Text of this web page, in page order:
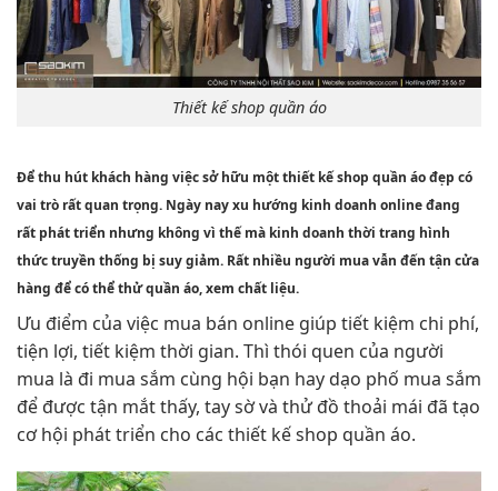
Thiết kế shop quần áo
Để thu hút khách hàng việc sở hữu một thiết kế shop quần áo đẹp có
vai trò rất quan trọng. Ngày nay xu hướng kinh doanh online đang
rất phát triển nhưng không vì thế mà kinh doanh thời trang hình
thức truyền thống bị suy giảm. Rất nhiều người mua vẫn đến tận cửa
hàng để có thể thử quần áo, xem chất liệu.
Ưu điểm của việc mua bán online giúp tiết kiệm chi phí,
tiện lợi, tiết kiệm thời gian. Thì thói quen của người
mua là đi mua sắm cùng hội bạn hay dạo phố mua sắm
để được tận mắt thấy, tay sờ và thử đồ thoải mái đã tạo
cơ hội phát triển cho các thiết kế shop quần áo.